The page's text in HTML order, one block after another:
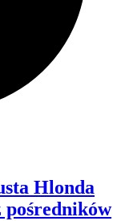
Hlonda
pośredników